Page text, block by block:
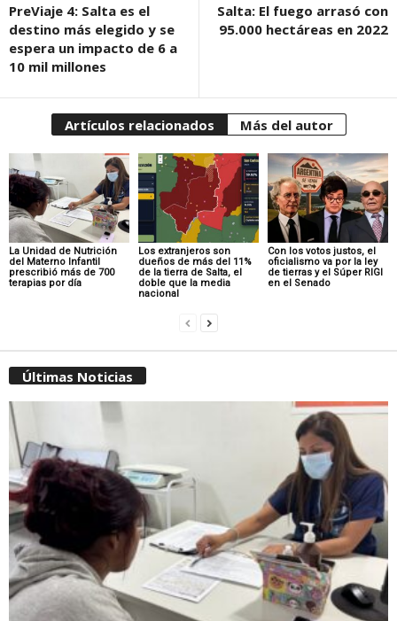
PreViaje 4: Salta es el
destino más elegido y se
espera un impacto de 6 a
10 mil millones
Salta: El fuego arrasó con
95.000 hectáreas en 2022
Artículos relacionados Más del autor
La Unidad de Nutrición
del Materno Infantil
prescribió más de 700
terapias por día
Los extranjeros son
dueños de más del 11%
de la tierra de Salta, el
doble que la media
nacional
Con los votos justos, el
oficialismo va por la ley
de tierras y el Súper RIGI
en el Senado
Últimas Noticias